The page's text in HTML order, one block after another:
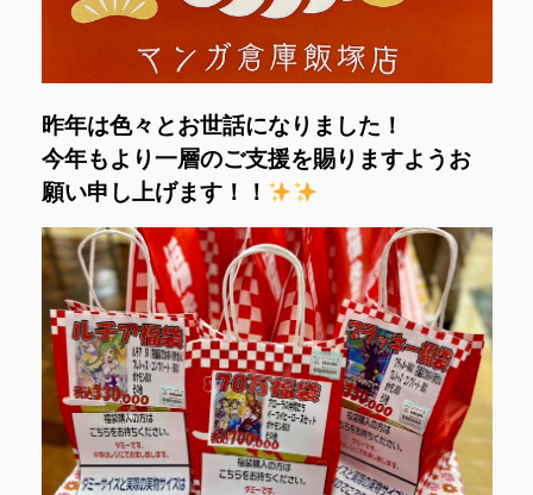
昨年は色々とお世話になりました！
今年もより一層のご支援を賜りますようお
願い申し上げます！！